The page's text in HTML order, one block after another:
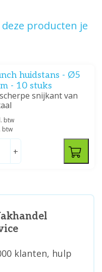
producten je
huidstans - Ø5
- 10 stuks
snijkant van
btw
btw
+
klanten, hulp